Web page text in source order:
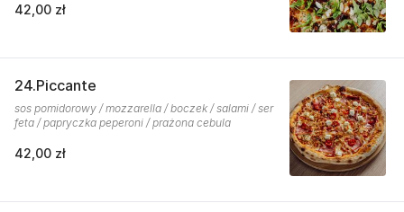
42,00 zł
24.Piccante
sos pomidorowy / mozzarella / boczek / salami / ser
feta / papryczka peperoni / prażona cebula
42,00 zł